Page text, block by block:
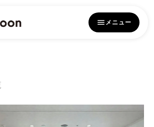
メニュー